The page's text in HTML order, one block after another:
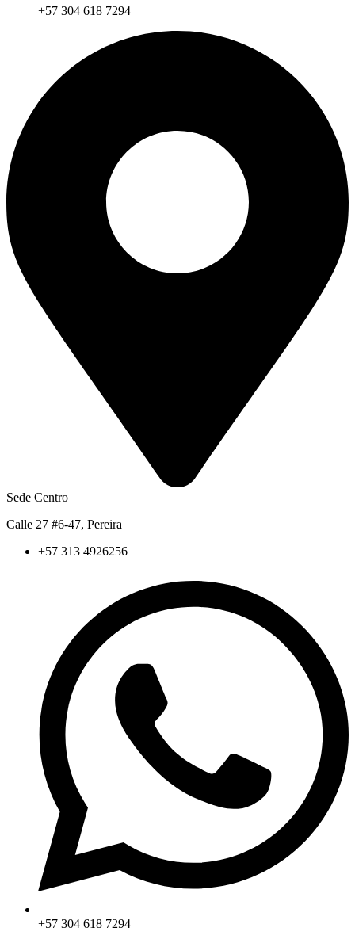
+57 304 618 7294
Sede Centro
Calle 27 #6-47, Pereira
+57 313 4926256
+57 304 618 7294